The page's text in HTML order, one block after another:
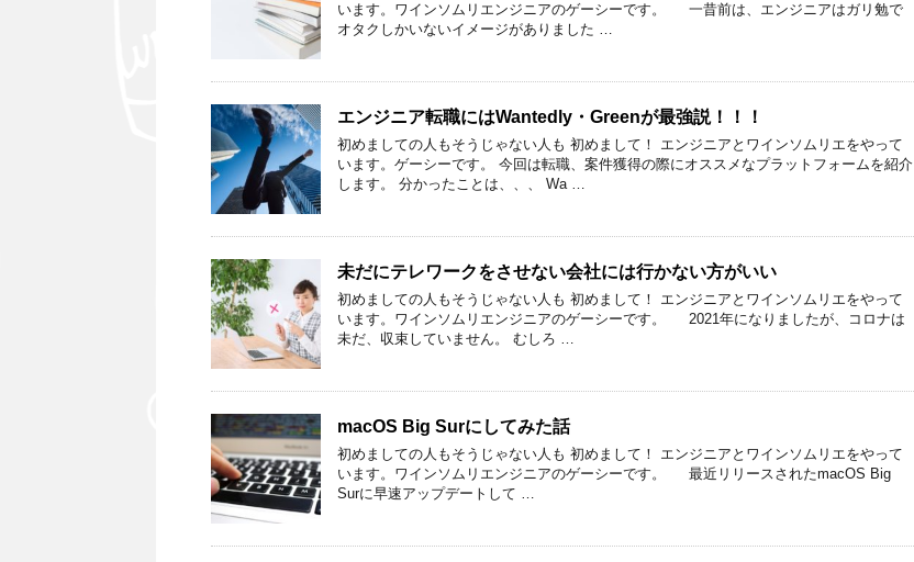
います。ワインソムリエンジニアのゲーシーです。 一昔前は、エンジニアはガリ勉で
オタクしかいないイメージがありました …
エンジニア転職にはWantedly・Greenが最強説！！！
初めましての人もそうじゃない人も 初めまして！ エンジニアとワインソムリエをやって
います。ゲーシーです。 今回は転職、案件獲得の際にオススメなプラットフォームを紹介
します。 分かったことは、、、 Wa …
未だにテレワークをさせない会社には行かない方がいい
初めましての人もそうじゃない人も 初めまして！ エンジニアとワインソムリエをやって
います。ワインソムリエンジニアのゲーシーです。 2021年になりましたが、コロナは
未だ、収束していません。 むしろ …
macOS Big Surにしてみた話
初めましての人もそうじゃない人も 初めまして！ エンジニアとワインソムリエをやって
います。ワインソムリエンジニアのゲーシーです。 最近リリースされたmacOS Big
Surに早速アップデートして …